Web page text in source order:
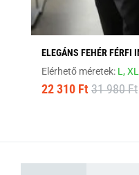
ELEGÁNS FEHÉR FÉRFI
Elérhető méretek: L,XL
22 310 Ft 31 980 Ft